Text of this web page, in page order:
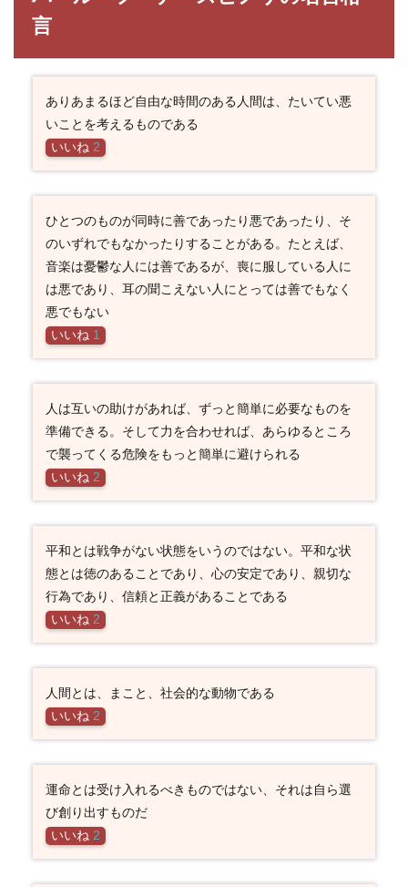
言
ありあまるほど自由な時間のある人間は、たいてい悪
いことを考えるものである
いいね 2
ひとつのものが同時に善であったり悪であったり、そ
のいずれでもなかったりすることがある。たとえば、
音楽は憂鬱な人には善であるが、喪に服している人に
は悪であり、耳の聞こえない人にとっては善でもなく
悪でもない
いいね 1
人は互いの助けがあれば、ずっと簡単に必要なものを
準備できる。そして力を合わせれば、あらゆるところ
で襲ってくる危険をもっと簡単に避けられる
いいね 2
平和とは戦争がない状態をいうのではない。平和な状
態とは徳のあることであり、心の安定であり、親切な
行為であり、信頼と正義があることである
いいね 2
人間とは、まこと、社会的な動物である
いいね 2
運命とは受け入れるべきものではない、それは自ら選
び創り出すものだ
いいね 2